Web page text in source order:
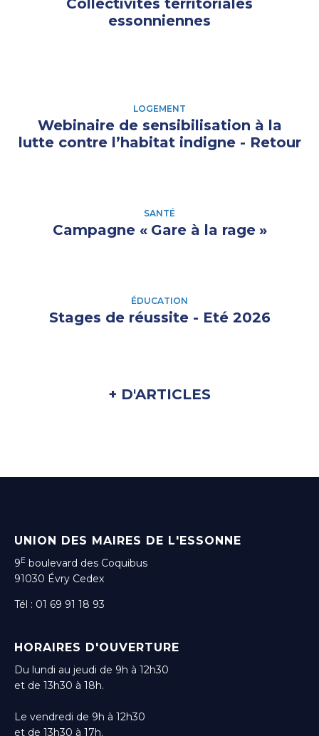
Collectivités territoriales
essonniennes
LOGEMENT
Webinaire de sensibilisation à la
lutte contre l’habitat indigne - Retour
SANTÉ
Campagne « Gare à la rage »
ÉDUCATION
Stages de réussite - Eté 2026
+ D'ARTICLES
UNION DES MAIRES DE L'ESSONNE
9E boulevard des Coquibus
91030 Évry Cedex
Tél : 01 69 91 18 93
HORAIRES D'OUVERTURE
Du lundi au jeudi de 9h à 12h30
et de 13h30 à 18h.
Le vendredi de 9h à 12h30
et de 13h30 à 17h.